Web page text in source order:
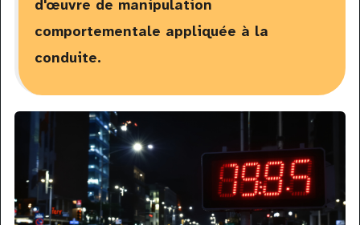
d'œuvre de manipulation
comportementale appliquée à la
conduite.